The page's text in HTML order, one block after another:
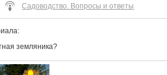
Садоводство. Вопросы и ответы
:
земляника?